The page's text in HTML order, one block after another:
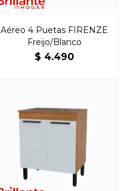
Aéreo 4 Puetas FIRENZE
Freijo/Blanco
$ 4.490